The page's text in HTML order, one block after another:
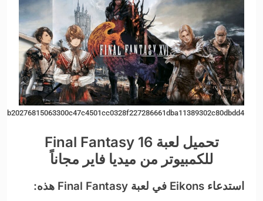
تحميل لعبة Final Fantasy 16
للكمبيوتر من ميديا فاير مجاناً
استدعاء Eikons في لعبة Final Fantasy هذه: